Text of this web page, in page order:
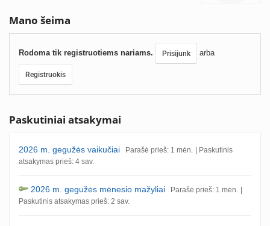
Mano šeima
Rodoma tik registruotiems nariams. Prisijunk arba
Registruokis
Paskutiniai atsakymai
2026 m. gegužės vaikučiai Parašė prieš: 1 mėn. | Paskutinis
atsakymas prieš: 4 sav.
2026 m. gegužės mėnesio mažyliai Parašė prieš: 1 mėn.
Paskutinis atsakymas prieš: 2 sav.